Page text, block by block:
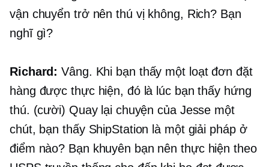
vận chuyển trở nên thú vị không, Rich? Bạn
nghĩ gì?
Richard: Vâng. Khi bạn thấy một loạt đơn đặt
hàng được thực hiện, đó là lúc bạn thấy hứng
thú. (cười) Quay lại chuyện của Jesse một
chút, bạn thấy ShipStation là một giải pháp ở
điểm nào? Bạn khuyên bạn nên thực hiện theo